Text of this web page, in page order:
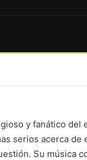
y fanático del
serios acerca de
Su música